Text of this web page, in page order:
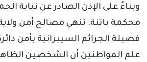
وبناءً على الإذن الصادر عن نيابة
محكمة باتنة. تنهي مصالح أمن
فصيلة الجرائم السيبرانية بأمن
علم المواطنين أن الشخصين